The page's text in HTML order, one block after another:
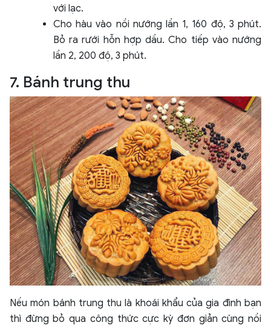
với lạc.
Cho hàu vào nồi nướng lần 1, 160 độ, 3 phút.
Bỏ ra rưới hỗn hợp dầu. Cho tiếp vào nướng
lần 2, 200 độ, 3 phút.
7. Bánh trung thu
Nếu món bánh trung thu là khoái khẩu của gia đình bạn
thì đừng bỏ qua công thức cực kỳ đơn giản cùng nồi